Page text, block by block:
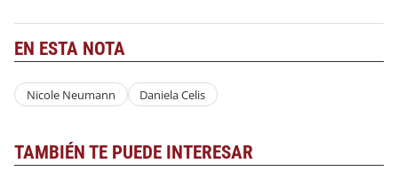
EN ESTA NOTA
Nicole Neumann Daniela Celis
TAMBIÉN TE PUEDE INTERESAR